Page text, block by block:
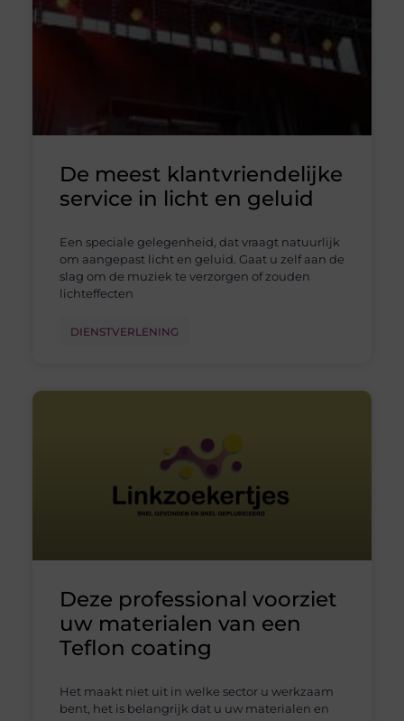
De meest klantvriendelijke
service in licht en geluid
Een speciale gelegenheid, dat vraagt natuurlijk
om aangepast licht en geluid. Gaat u zelf aan de
slag om de muziek te verzorgen of zouden
lichteffecten
DIENSTVERLENING
Deze professional voorziet
uw materialen van een
Teflon coating
Het maakt niet uit in welke sector u werkzaam
bent, het is belangrijk dat u uw materialen en